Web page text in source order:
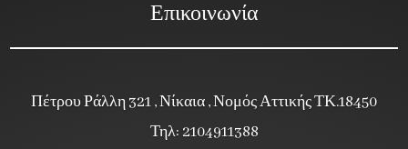
Επικοινωνία
Πέτρου Ράλλη 321 , Νίκαια , Νομός Αττικής ΤΚ.18450
Τηλ: 2104911388